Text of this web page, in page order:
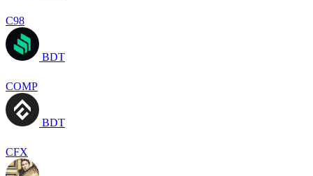
C98
BDT
COMP
BDT
CFX